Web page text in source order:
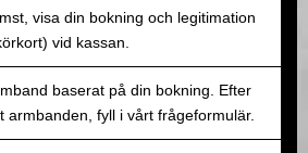
visa din bokning och legitimation
vid kassan.
baserat på din bokning. Efter
armbanden, fyll i vårt frågeformulär.